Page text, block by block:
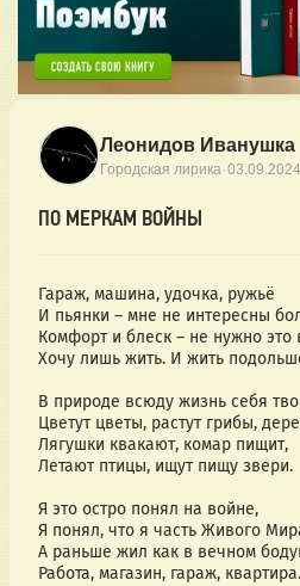
Леонидов Иванушка
Городская лирика·03.09.2024
ПО МЕРКАМ ВОЙНЫ
Гараж, машина, удочка, ружьё
И пьянки – мне не интересны
Комфорт и блеск – не нужно это
Хочу лишь жить. И жить
В природе всюду жизнь себя
Цветут цветы, растут грибы,
Лягушки квакают, комар пищит,
Летают птицы, ищут пищу звери.
Я это остро понял на войне,
Я понял, что я часть Живого
А раньше жил как в вечном
Работа, магазин, гараж,